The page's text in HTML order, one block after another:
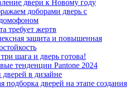
двери к Новому году
доборами дверь с
требует жертв
защита и повышенная
шага и дверь готова!
тенденции Pantone 2024
в дизайне
подборка дверей на этапе создания